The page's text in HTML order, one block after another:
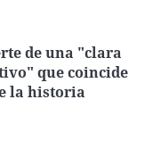
de una "clara
que coincide
la historia